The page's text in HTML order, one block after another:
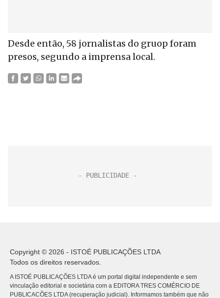
Desde então, 58 jornalistas do gruop foram
presos, segundo a imprensa local.
Copyright © 2026 - ISTOÉ PUBLICAÇÕES LTDA
Todos os direitos reservados.
A ISTOÉ PUBLICAÇÕES LTDA é um portal digital independente e sem
vinculação editorial e societária com a EDITORA TRES COMÉRCIO DE
PUBLICACÕES LTDA (recuperação judicial). Informamos também que não